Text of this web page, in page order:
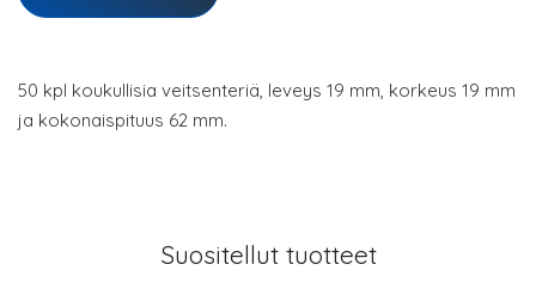
50 kpl koukullisia veitsenteriä, leveys 19 mm, korkeus 19 mm
ja kokonaispituus 62 mm.
Suositellut tuotteet